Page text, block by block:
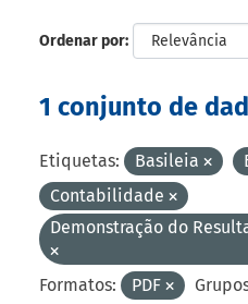
Ordenar por
1 conjunto de
Etiquetas: Basileia
Contabilidade
Demonstração do
Formatos: PDF